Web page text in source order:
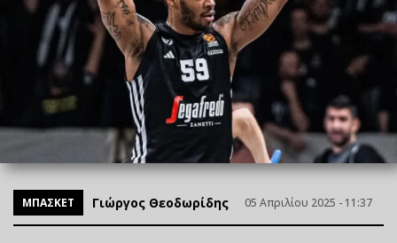
ΜΠΑΣΚΕΤ Γιώργος Θεοδωρίδης 05 Απριλίου 2025 - 11:37